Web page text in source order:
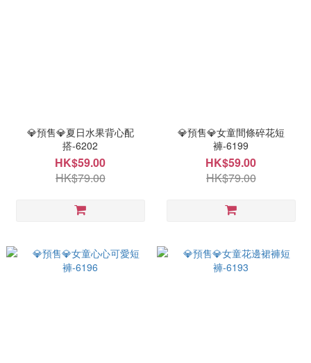
💎預售💎夏日水果背心配
搭-6202
HK$59.00
HK$79.00
💎預售💎女童間條碎花短
褲-6199
HK$59.00
HK$79.00